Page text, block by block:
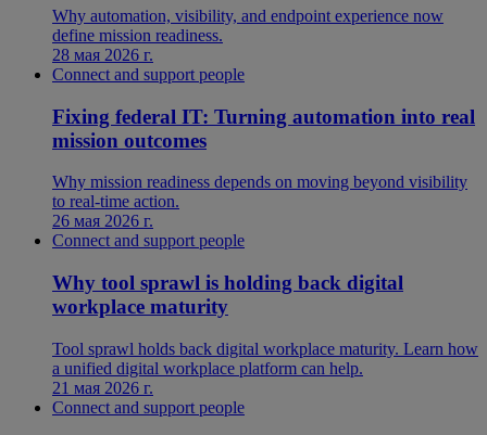
Why automation, visibility, and endpoint experience now
define mission readiness.
28 мая 2026 г.
Connect and support people
Fixing federal IT: Turning automation into real
mission outcomes
Why mission readiness depends on moving beyond visibility
to real-time action.
26 мая 2026 г.
Connect and support people
Why tool sprawl is holding back digital
workplace maturity
Tool sprawl holds back digital workplace maturity. Learn how
a unified digital workplace platform can help.
21 мая 2026 г.
Connect and support people